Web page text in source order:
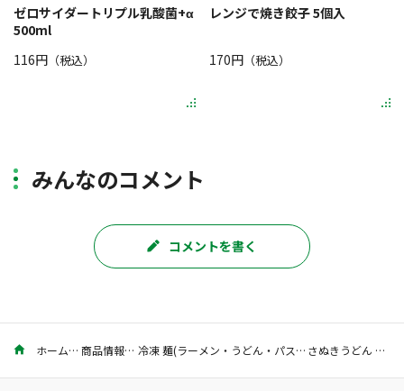
ゼロサイダートリプル乳酸菌+α
500ml
116円 （税込）
レンジで焼き餃子 5個入
170円（税込）
みんなのコメント
コメントを書く
ホーム 商品情報 冷凍 麺(ラーメン・うどん・パスタ) さぬきうどん 5食入